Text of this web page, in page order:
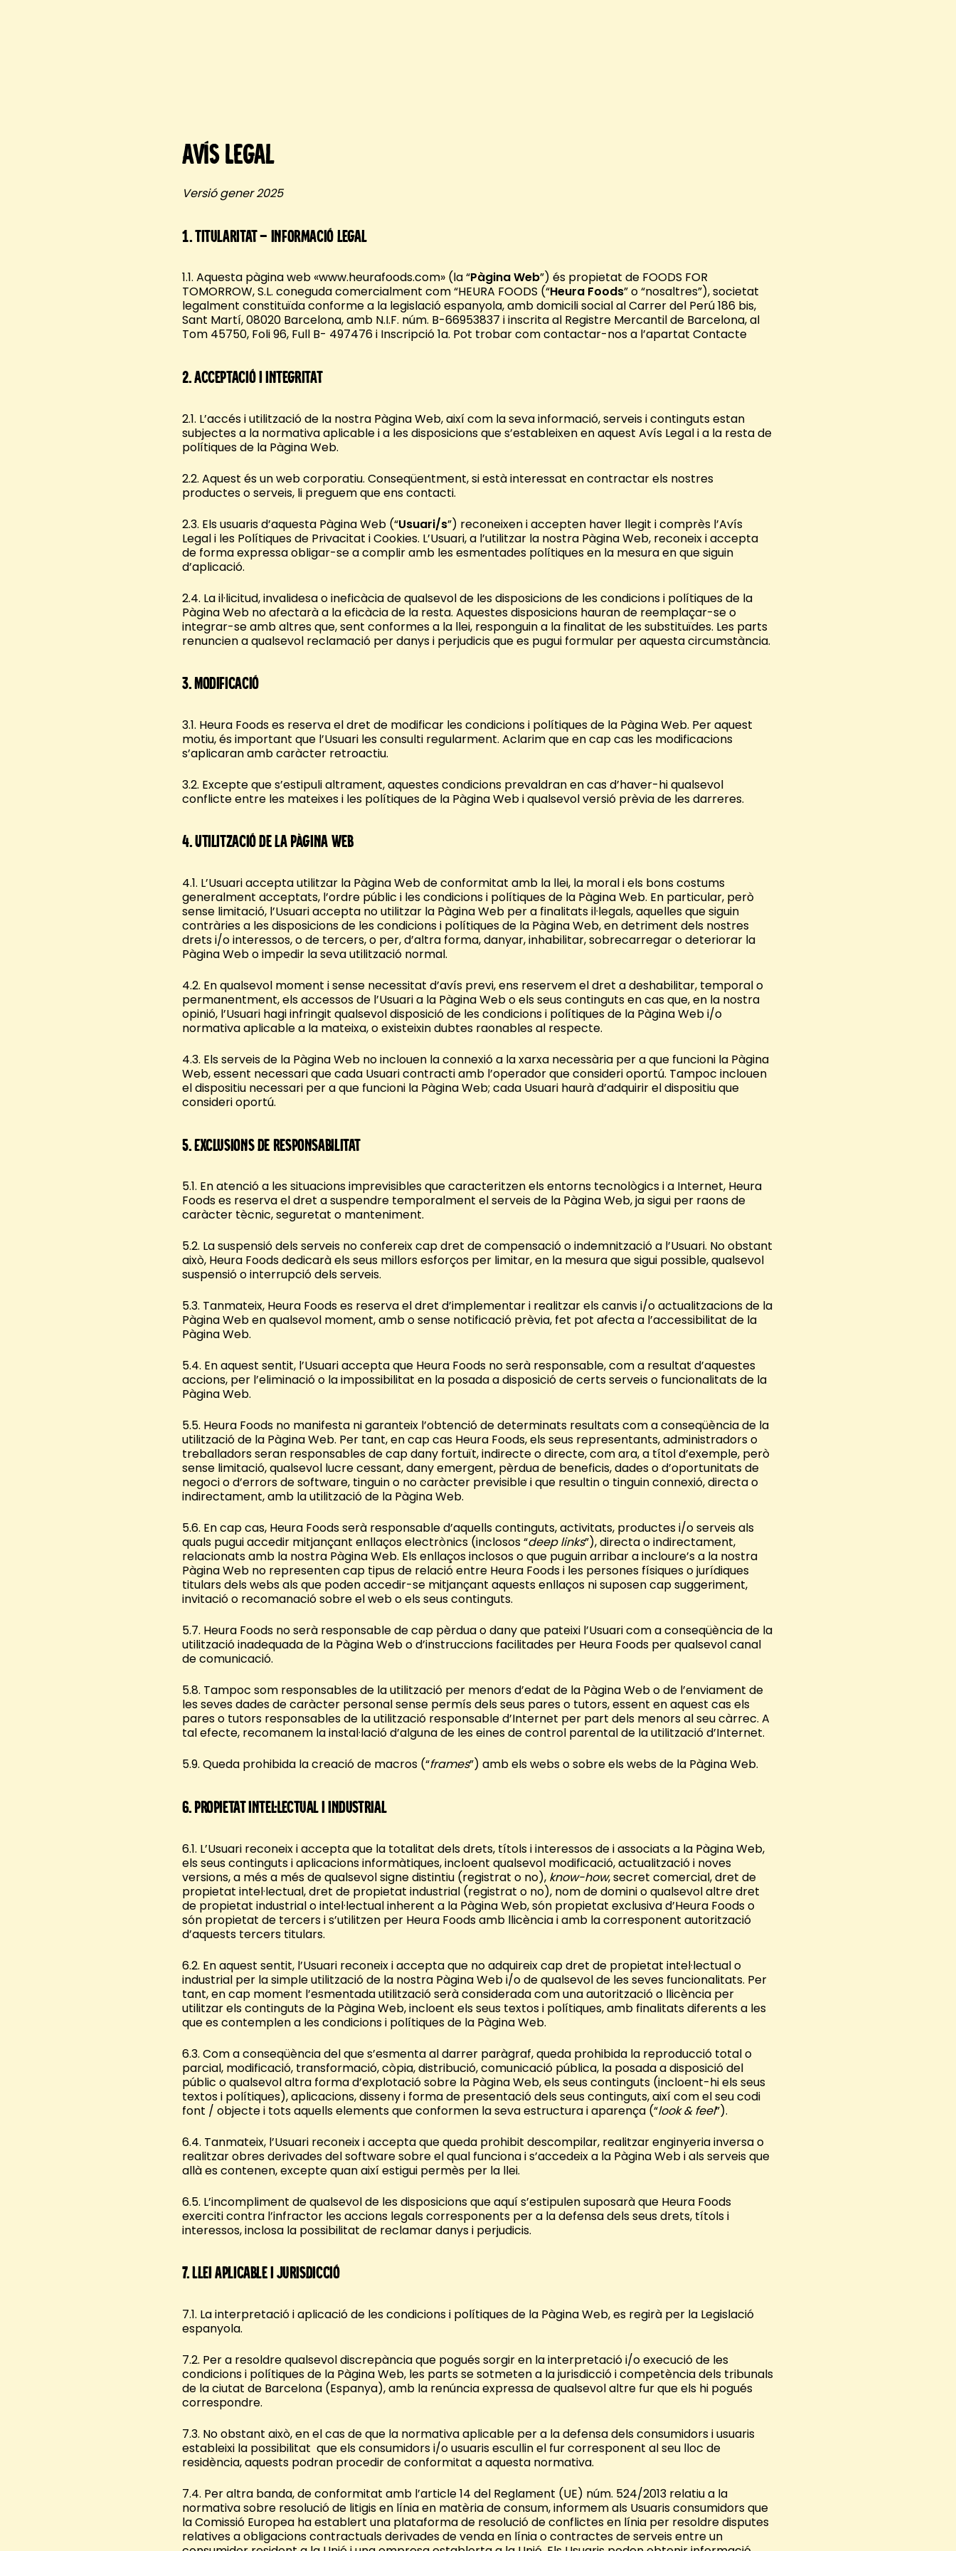
Avís Legal
Versió gener 2025
1.Titularitat – informació legal
1.1. Aquesta pàgina web «www.heurafoods.com» (la “Pàgina Web”) és propietat de FOODS FOR
TOMORROW, S.L. coneguda comercialment com “HEURA FOODS (“Heura Foods” o “nosaltres”), societat
legalment constituïda conforme a la legislació espanyola, amb domicili social al Carrer del Perú 186 bis,
Sant Martí, 08020 Barcelona, amb N.I.F. núm. B-66953837 i inscrita al Registre Mercantil de Barcelona, al
Tom 45750, Foli 96, Full B- 497476 i Inscripció 1a. Pot trobar com contactar-nos a l’apartat Contacte
2.Acceptació i integritat
2.1. L’accés i utilització de la nostra Pàgina Web, així com la seva informació, serveis i continguts estan
subjectes a la normativa aplicable i a les disposicions que s’estableixen en aquest Avís Legal i a la resta de
polítiques de la Pàgina Web.
2.2. Aquest és un web corporatiu. Conseqüentment, si està interessat en contractar els nostres
productes o serveis, li preguem que ens contacti.
2.3. Els usuaris d’aquesta Pàgina Web (“Usuari/s”) reconeixen i accepten haver llegit i comprès l’Avís
Legal i les Polítiques de Privacitat i Cookies. L’Usuari, a l’utilitzar la nostra Pàgina Web, reconeix i accepta
de forma expressa obligar-se a complir amb les esmentades polítiques en la mesura en que siguin
d’aplicació.
2.4. La il·licitud, invalidesa o ineficàcia de qualsevol de les disposicions de les condicions i polítiques de la
Pàgina Web no afectarà a la eficàcia de la resta. Aquestes disposicions hauran de reemplaçar-se o
integrar-se amb altres que, sent conformes a la llei, responguin a la finalitat de les substituïdes. Les parts
renuncien a qualsevol reclamació per danys i perjudicis que es pugui formular per aquesta circumstància.
3.Modificació
3.1. Heura Foods es reserva el dret de modificar les condicions i polítiques de la Pàgina Web. Per aquest
motiu, és important que l’Usuari les consulti regularment. Aclarim que en cap cas les modificacions
s’aplicaran amb caràcter retroactiu.
3.2. Excepte que s’estipuli altrament, aquestes condicions prevaldran en cas d’haver-hi qualsevol
conflicte entre les mateixes i les polítiques de la Pàgina Web i qualsevol versió prèvia de les darreres.
4.Utilització de la Pàgina Web
4.1. L’Usuari accepta utilitzar la Pàgina Web de conformitat amb la llei, la moral i els bons costums
generalment acceptats, l’ordre públic i les condicions i polítiques de la Pàgina Web. En particular, però
sense limitació, l’Usuari accepta no utilitzar la Pàgina Web per a finalitats il·legals, aquelles que siguin
contràries a les disposicions de les condicions i polítiques de la Pàgina Web, en detriment dels nostres
drets i/o interessos, o de tercers, o per, d’altra forma, danyar, inhabilitar, sobrecarregar o deteriorar la
Pàgina Web o impedir la seva utilització normal.
4.2. En qualsevol moment i sense necessitat d’avís previ, ens reservem el dret a deshabilitar, temporal o
permanentment, els accessos de l’Usuari a la Pàgina Web o els seus continguts en cas que, en la nostra
opinió, l’Usuari hagi infringit qualsevol disposició de les condicions i polítiques de la Pàgina Web i/o
normativa aplicable a la mateixa, o existeixin dubtes raonables al respecte.
4.3. Els serveis de la Pàgina Web no inclouen la connexió a la xarxa necessària per a que funcioni la Pàgina
Web, essent necessari que cada Usuari contracti amb l’operador que consideri oportú. Tampoc inclouen
el dispositiu necessari per a que funcioni la Pàgina Web; cada Usuari haurà d’adquirir el dispositiu que
consideri oportú.
5.Exclusions de responsabilitat
5.1. En atenció a les situacions imprevisibles que caracteritzen els entorns tecnològics i a Internet, Heura
Foods es reserva el dret a suspendre temporalment el serveis de la Pàgina Web, ja sigui per raons de
caràcter tècnic, seguretat o manteniment.
5.2. La suspensió dels serveis no confereix cap dret de compensació o indemnització a l’Usuari. No obstant
això, Heura Foods dedicarà els seus millors esforços per limitar, en la mesura que sigui possible, qualsevol
suspensió o interrupció dels serveis.
5.3. Tanmateix, Heura Foods es reserva el dret d’implementar i realitzar els canvis i/o actualitzacions de la
Pàgina Web en qualsevol moment, amb o sense notificació prèvia, fet pot afecta a l’accessibilitat de la
Pàgina Web.
5.4. En aquest sentit, l’Usuari accepta que Heura Foods no serà responsable, com a resultat d’aquestes
accions, per l’eliminació o la impossibilitat en la posada a disposició de certs serveis o funcionalitats de la
Pàgina Web.
5.5. Heura Foods no manifesta ni garanteix l’obtenció de determinats resultats com a conseqüència de la
utilització de la Pàgina Web. Per tant, en cap cas Heura Foods, els seus representants, administradors o
treballadors seran responsables de cap dany fortuït, indirecte o directe, com ara, a títol d’exemple, però
sense limitació, qualsevol lucre cessant, dany emergent, pèrdua de beneficis, dades o d’oportunitats de
negoci o d’errors de software, tinguin o no caràcter previsible i que resultin o tinguin connexió, directa o
indirectament, amb la utilització de la Pàgina Web.
5.6. En cap cas, Heura Foods serà responsable d’aquells continguts, activitats, productes i/o serveis als
quals pugui accedir mitjançant enllaços electrònics (inclosos “deep links”), directa o indirectament,
relacionats amb la nostra Pàgina Web. Els enllaços inclosos o que puguin arribar a incloure’s a la nostra
Pàgina Web no representen cap tipus de relació entre Heura Foods i les persones físiques o jurídiques
titulars dels webs als que poden accedir-se mitjançant aquests enllaços ni suposen cap suggeriment,
invitació o recomanació sobre el web o els seus continguts.
5.7. Heura Foods no serà responsable de cap pèrdua o dany que pateixi l’Usuari com a conseqüència de la
utilització inadequada de la Pàgina Web o d’instruccions facilitades per Heura Foods per qualsevol canal
de comunicació.
5.8. Tampoc som responsables de la utilització per menors d’edat de la Pàgina Web o de l’enviament de
les seves dades de caràcter personal sense permís dels seus pares o tutors, essent en aquest cas els
pares o tutors responsables de la utilització responsable d’Internet per part dels menors al seu càrrec. A
tal efecte, recomanem la instal·lació d’alguna de les eines de control parental de la utilització d’Internet.
5.9. Queda prohibida la creació de macros (“frames”) amb els webs o sobre els webs de la Pàgina Web.
6.Propietat intel·lectual i industrial
6.1. L’Usuari reconeix i accepta que la totalitat dels drets, títols i interessos de i associats a la Pàgina Web,
els seus continguts i aplicacions informàtiques, incloent qualsevol modificació, actualització i noves
versions, a més a més de qualsevol signe distintiu (registrat o no), know-how, secret comercial, dret de
propietat intel·lectual, dret de propietat industrial (registrat o no), nom de domini o qualsevol altre dret
de propietat industrial o intel·lectual inherent a la Pàgina Web, són propietat exclusiva d’Heura Foods o
són propietat de tercers i s’utilitzen per Heura Foods amb llicència i amb la corresponent autorització
d’aquests tercers titulars.
6.2. En aquest sentit, l’Usuari reconeix i accepta que no adquireix cap dret de propietat intel·lectual o
industrial per la simple utilització de la nostra Pàgina Web i/o de qualsevol de les seves funcionalitats. Per
tant, en cap moment l’esmentada utilització serà considerada com una autorització o llicència per
utilitzar els continguts de la Pàgina Web, incloent els seus textos i polítiques, amb finalitats diferents a les
que es contemplen a les condicions i polítiques de la Pàgina Web.
6.3. Com a conseqüència del que s’esmenta al darrer paràgraf, queda prohibida la reproducció total o
parcial, modificació, transformació, còpia, distribució, comunicació pública, la posada a disposició del
públic o qualsevol altra forma d’explotació sobre la Pàgina Web, els seus continguts (incloent-hi els seus
textos i polítiques), aplicacions, disseny i forma de presentació dels seus continguts, així com el seu codi
font / objecte i tots aquells elements que conformen la seva estructura i aparença (“look & feel”).
6.4. Tanmateix, l’Usuari reconeix i accepta que queda prohibit descompilar, realitzar enginyeria inversa o
realitzar obres derivades del software sobre el qual funciona i s’accedeix a la Pàgina Web i als serveis que
allà es contenen, excepte quan així estigui permès per la llei.
6.5. L’incompliment de qualsevol de les disposicions que aquí s’estipulen suposarà que Heura Foods
exerciti contra l’infractor les accions legals corresponents per a la defensa dels seus drets, títols i
interessos, inclosa la possibilitat de reclamar danys i perjudicis.
7.Llei aplicable i jurisdicció
7.1. La interpretació i aplicació de les condicions i polítiques de la Pàgina Web, es regirà per la Legislació
espanyola.
7.2. Per a resoldre qualsevol discrepància que pogués sorgir en la interpretació i/o execució de les
condicions i polítiques de la Pàgina Web, les parts se sotmeten a la jurisdicció i competència dels tribunals
de la ciutat de Barcelona (Espanya), amb la renúncia expressa de qualsevol altre fur que els hi pogués
correspondre.
7.3. No obstant això, en el cas de que la normativa aplicable per a la defensa dels consumidors i usuaris
estableixi la possibilitat que els consumidors i/o usuaris escullin el fur corresponent al seu lloc de
residència, aquests podran procedir de conformitat a aquesta normativa.
7.4. Per altra banda, de conformitat amb l’article 14 del Reglament (UE) núm. 524/2013 relatiu a la
normativa sobre resolució de litigis en línia en matèria de consum, informem als Usuaris consumidors que
la Comissió Europea ha establert una plataforma de resolució de conflictes en línia per resoldre disputes
relatives a obligacions contractuals derivades de venda en línia o contractes de serveis entre un